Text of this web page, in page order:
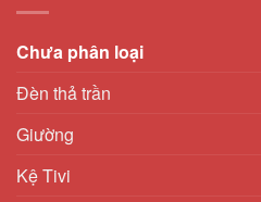
Chưa phân loại
Đèn thả trần
Giường
Kệ Tivi